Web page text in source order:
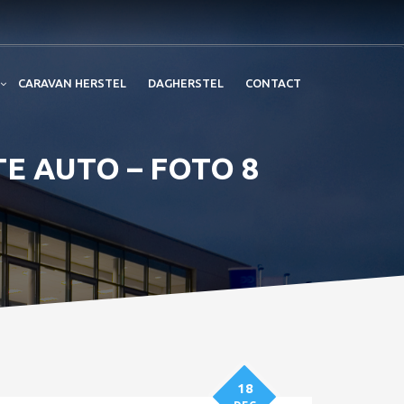
CARAVAN HERSTEL DAGHERSTEL CONTACT
AUTO – FOTO 8
18